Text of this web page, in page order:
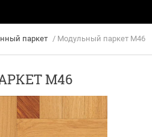
паркет / Модульный паркет М46
М46